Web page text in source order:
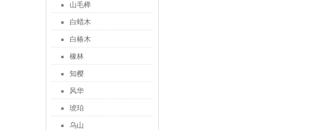
山毛榉
白蜡木
白椿木
橡林
知樱
风华
琥珀
乌山